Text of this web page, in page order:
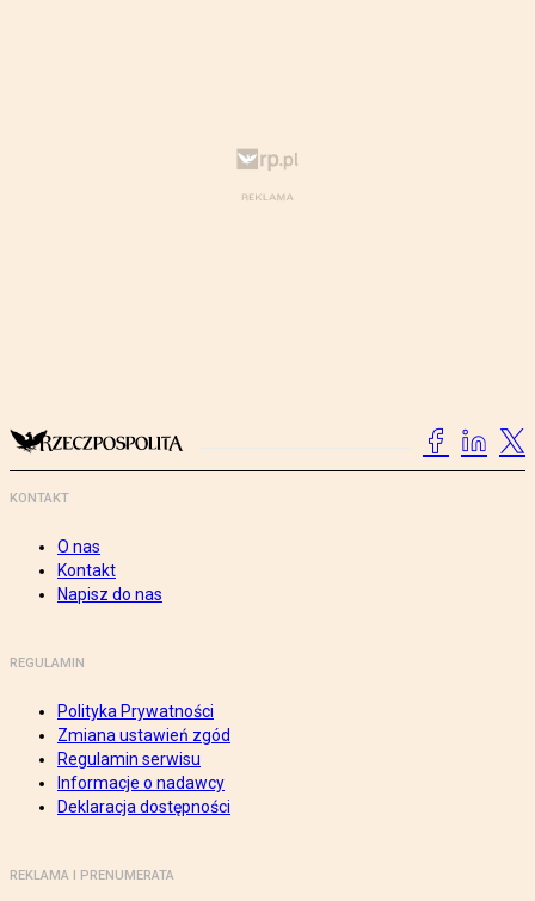
KONTAKT
O nas
Kontakt
Napisz do nas
REGULAMIN
Polityka Prywatności
Zmiana ustawień zgód
Regulamin serwisu
Informacje o nadawcy
Deklaracja dostępności
REKLAMA I PRENUMERATA